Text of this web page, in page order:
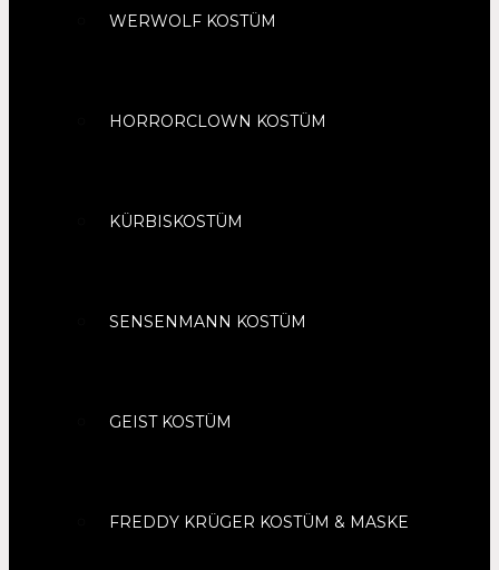
WERWOLF KOSTÜM
HORRORCLOWN KOSTÜM
KÜRBISKOSTÜM
SENSENMANN KOSTÜM
GEIST KOSTÜM
FREDDY KRÜGER KOSTÜM & MASKE